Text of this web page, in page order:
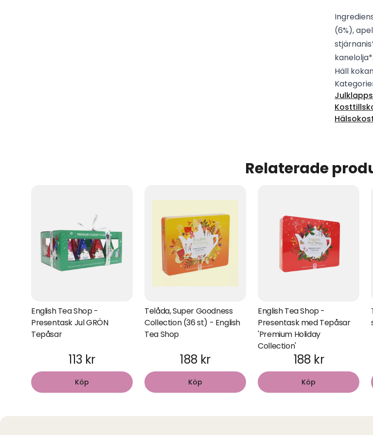
(6%),
Häll
Relaterade
English Tea Shop -
Presentask Jul GRÖN
Tepåsar
113 kr
Köp
Telåda, Super Goodness
Collection (36 st) - English
Tea Shop
188 kr
Köp
English Tea Shop -
Presentask med Tepåsar
'Premium Holiday
Collection'
188 kr
Köp